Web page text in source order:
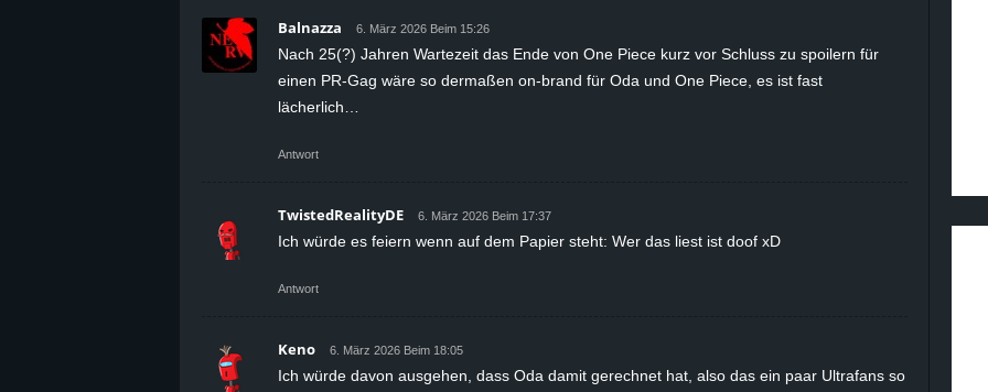
Balnazza 6. März 2026 Beim 15:26
Nach 25(?) Jahren Wartezeit das Ende von One Piece kurz vor Schluss zu spoilern für
einen PR-Gag wäre so dermaßen on-brand für Oda und One Piece, es ist fast
lächerlich…
Antwort
TwistedRealityDE 6. März 2026 Beim 17:37
Ich würde es feiern wenn auf dem Papier steht: Wer das liest ist doof xD
Antwort
Keno 6. März 2026 Beim 18:05
Ich würde davon ausgehen, dass Oda damit gerechnet hat, also das ein paar Ultrafans so